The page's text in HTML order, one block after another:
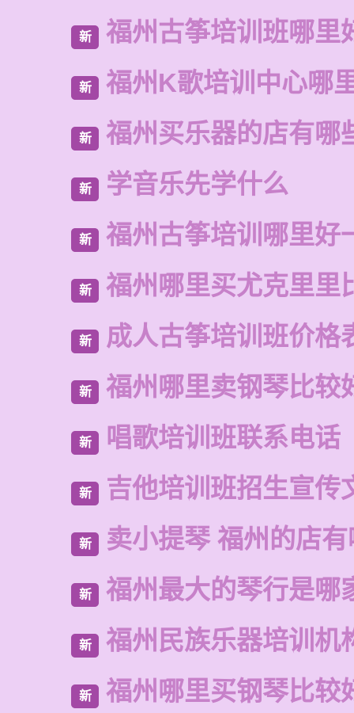
新 福州古筝培训班哪里
新 福州K歌培训中心哪
新 福州买乐器的店有哪
新 学音乐先学什么
新 福州古筝培训哪里好
新 福州哪里买尤克里里
新 成人古筝培训班价格
新 福州哪里卖钢琴比较
新 唱歌培训班联系电话
新 吉他培训班招生宣传
新 卖小提琴 福州的店
新 福州最大的琴行是哪
新 福州民族乐器培训机
新 福州哪里买钢琴比较